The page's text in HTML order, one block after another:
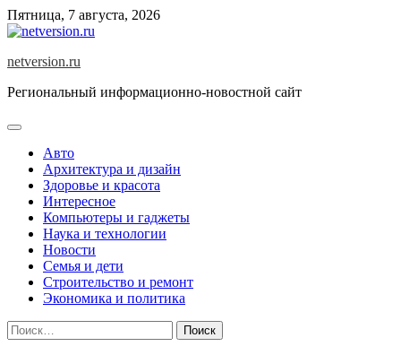
Skip
to
Пятница, 7 августа, 2026
netversion.ru
Региональный информационно-новостной сайт
Авто
Архитектура и дизайн
Здоровье и красота
Интересное
Компьютеры и гаджеты
Наука и технологии
Новости
Семья и дети
Строительство и ремонт
Экономика и политика
Найти: